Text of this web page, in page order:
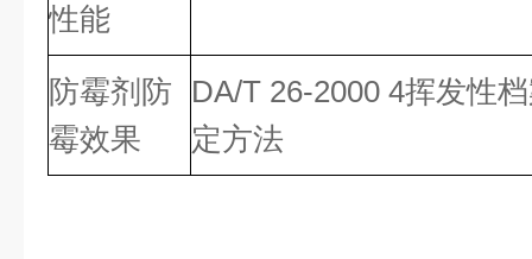
性能
防霉剂防
霉效果
DA/T 26-2000 4挥发性
定方法